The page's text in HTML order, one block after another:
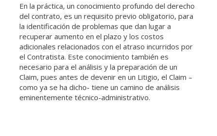
En la práctica, un conocimiento profundo del derecho
del contrato, es un requisito previo obligatorio, para
la identificación de problemas que dan lugar a
recuperar aumento en el plazo y los costos
adicionales relacionados con el atraso incurridos por
el Contratista. Este conocimiento también es
necesario para el análisis y la preparación de un
Claim, pues antes de devenir en un Litigio, el Claim –
como ya se ha dicho- tiene un camino de análisis
eminentemente técnico-administrativo.